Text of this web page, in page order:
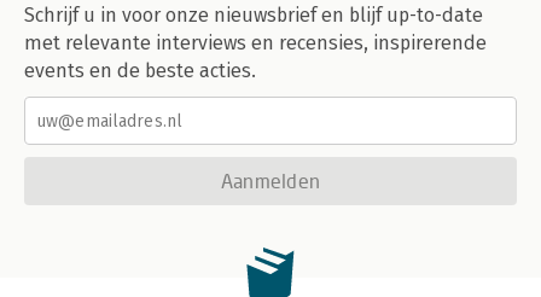
Schrijf u in voor onze nieuwsbrief en blijf up-to-date
met relevante interviews en recensies, inspirerende
events en de beste acties.
Aanmelden